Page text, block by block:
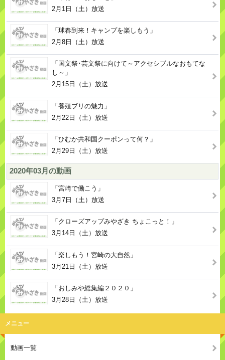
2月1日（土）放送
「球春到来！キャンプを楽しもう」
2月8日（土）放送
「国文祭･芸文祭に向けて～アクセシブルなおもてな
し～」
2月15日（土）放送
「養殖ブリの魅力」
2月22日（土）放送
「ひむか共和国クーポンって何？」
2月29日（土）放送
2020年03月の動画
「宮崎で働こう」
3月7日（土）放送
「クローズアップみやざき ちょこっと！」
3月14日（土）放送
「楽しもう！宮崎の大自然」
3月21日（土）放送
「おしみや総集編２０２０」
3月28日（土）放送
メニュー
動画一覧